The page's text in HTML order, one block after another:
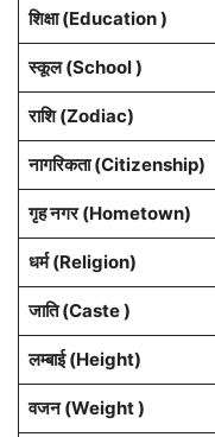
शिक्षा (Education )
स्कूल (School )
राशि(Zodiac)
नागरिकता(Citizenship)
गृह नगर(Hometown)
धर्म (Religion)
जाति (Caste )
लम्बाई (Height)
वजन (Weight )